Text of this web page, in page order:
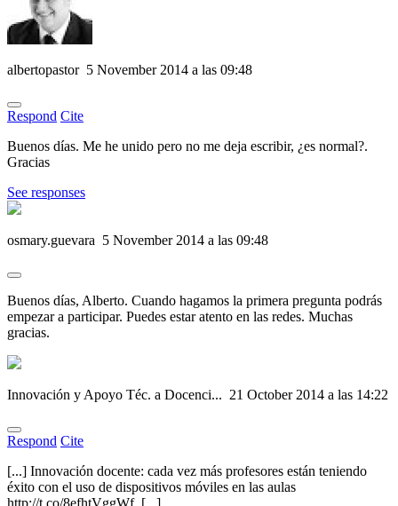
albertopastor 5 November 2014 a las 09:48
Respond Cite
Buenos días. Me he unido pero no me deja escribir, ¿es normal?.
Gracias
See responses
osmary.guevara 5 November 2014 a las 09:48
Buenos días, Alberto. Cuando hagamos la primera pregunta podrás
empezar a participar. Puedes estar atento en las redes. Muchas
gracias.
Innovación y Apoyo Téc. a Docenci... 21 October 2014 a las 14:22
Respond Cite
[...] Innovación docente: cada vez más profesores están teniendo
éxito con el uso de dispositivos móviles en las aulas